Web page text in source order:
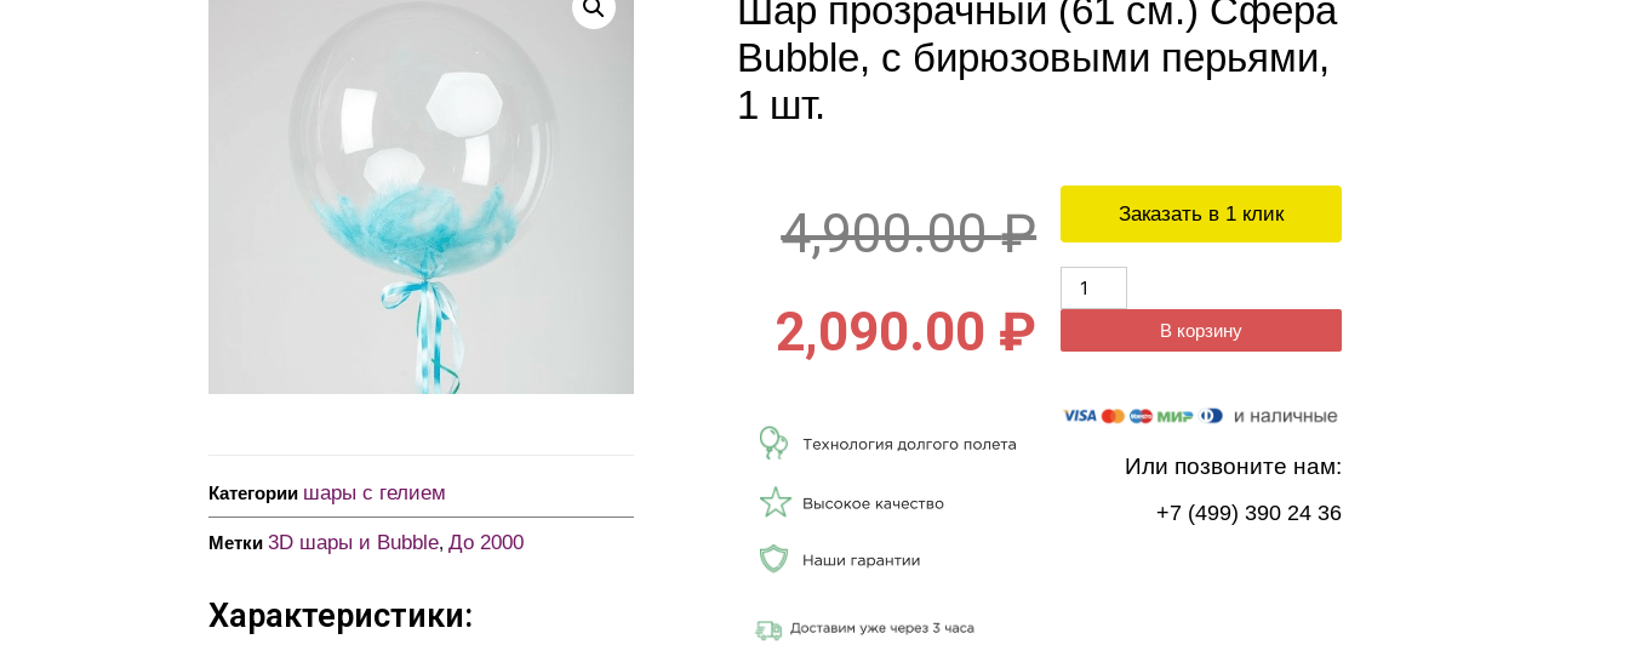
Категории шары с гелием
Метки 3D шары и Bubble, До 2000
Характеристики:
Шар прозрачный (61 см.) Сфера
Bubble, с бирюзовыми перьями,
1 шт.
4,900.00₽
2,090.00 ₽
Заказать в 1 клик
В корзину
Или позвоните нам:
+7 (499) 390 24 36